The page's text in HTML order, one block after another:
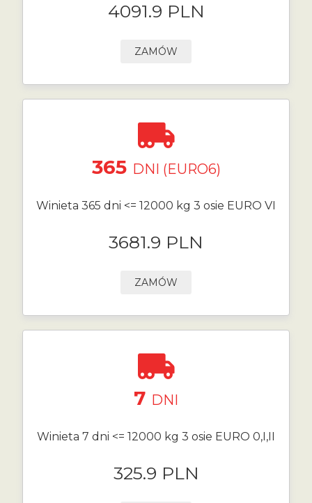
4091.9 PLN
ZAMÓW
365 DNI (EURO6)
Winieta 365 dni <= 12000 kg 3 osie EURO VI
3681.9 PLN
ZAMÓW
7 DNI
Winieta 7 dni <= 12000 kg 3 osie EURO 0,I,II
325.9 PLN